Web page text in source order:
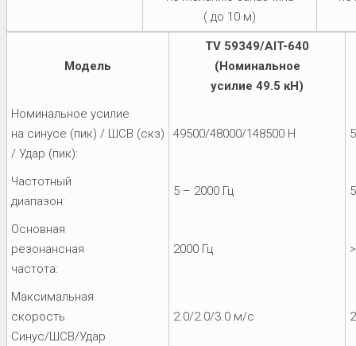
( до 10 м)
Модель
TV 59349/AIT-640
(Номинальное
усилие 49.5 кН)
Номинальное усилие
на синусе (пик) / ШСВ (скз)
/ Удар (пик):
49500/48000/148500 Н
Частотный
диапазон:
5 – 2000 Гц
Основная
резонансная
частота:
2000 Гц
Максимальная
скорость
Синус/ШСВ/Удар
2.0/2.0/3.0 м/с